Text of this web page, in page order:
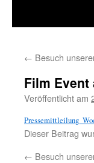
← Besuch
Film Event
Veröffentlicht am
Dieser Beitrag
← Besuch